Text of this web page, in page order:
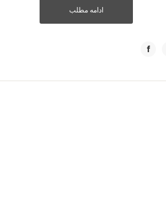
ادامه مطلب